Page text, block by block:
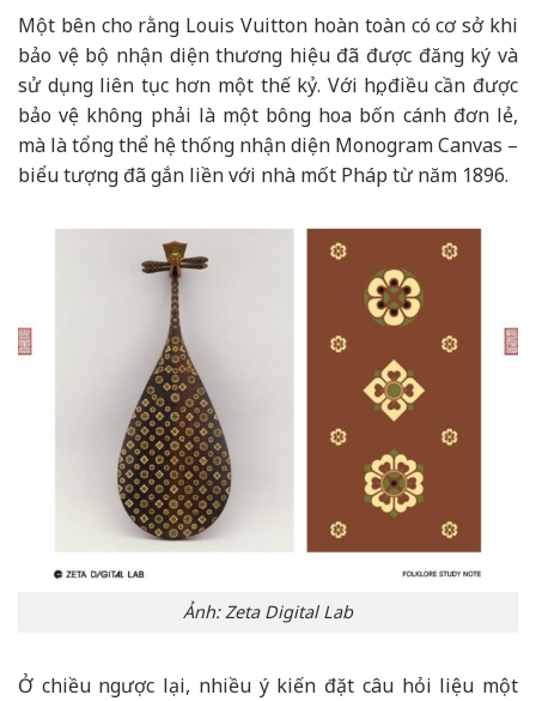
Một bên cho rằng Louis Vuitton hoàn toàn có cơ sở khi
bảo vệ bộ nhận diện thương hiệu đã được đăng ký và
sử dụng liên tục hơn một thế kỷ. Với họ, điều cần được
bảo vệ không phải là một bông hoa bốn cánh đơn lẻ,
mà là tổng thể hệ thống nhận diện Monogram Canvas –
biểu tượng đã gắn liền với nhà mốt Pháp từ năm 1896.
Ảnh: Zeta Digital Lab
Ở chiều ngược lại, nhiều ý kiến đặt câu hỏi liệu một